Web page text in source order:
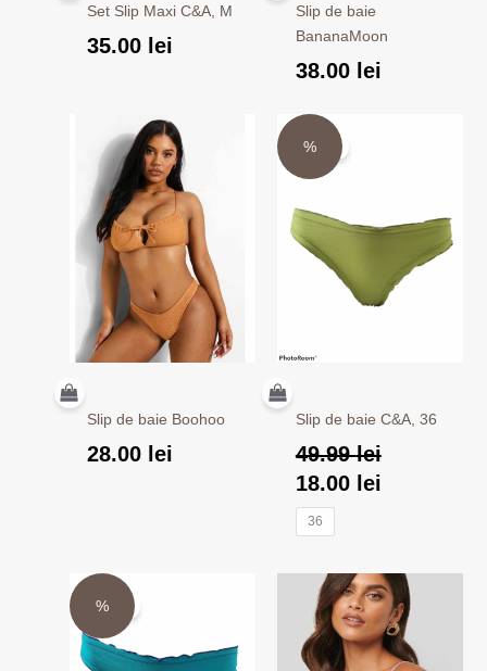
Set Slip Maxi C&A, M
35.00 lei
Slip de baie
BananaMoon
38.00 lei
Slip de baie Boohoo
28.00 lei
%Sale!
Slip de baie C&A, 36
49.99lei
Prețul
inițial
a
fost:
49.99 lei.
18.00 lei
18.00 lei.
36
%
Sale!
Prețul
inițial
a
este: